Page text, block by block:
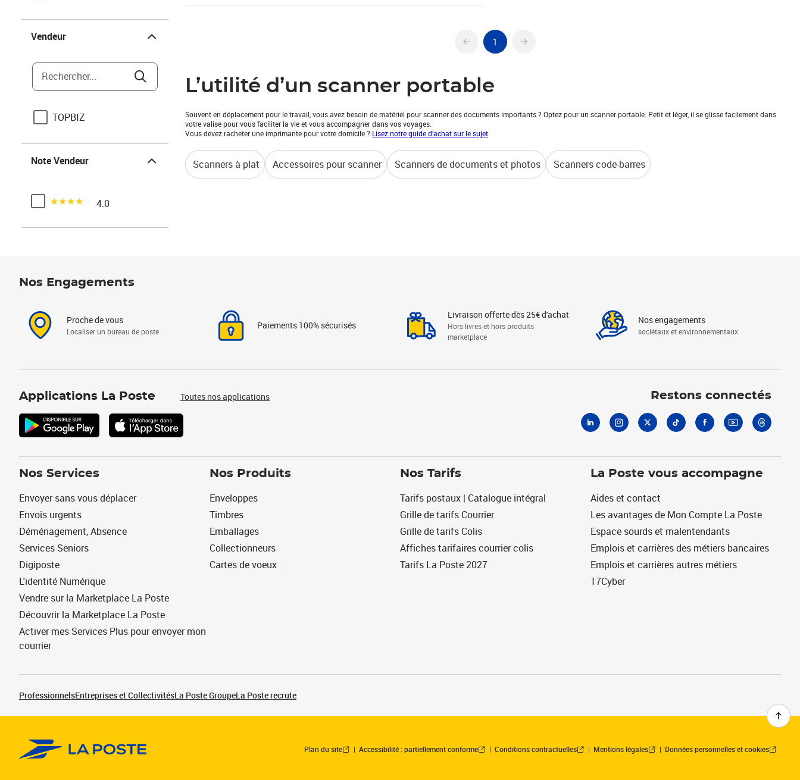
Vendeur
Rechercher...
TOPBIZ
Note Vendeur
Noté 4 sur 54.0
1
L’utilité d’un scanner portable
Souvent en déplacement pour le travail, vous avez besoin de matériel pour scanner des documents importants ? Optez pour un scanner portable. Petit et léger, il se glisse facilement dans
votre valise pour vous faciliter la vie et vous accompagner dans vos voyages.
Vous devez racheter une imprimante pour votre domicile ? Lisez notre guide d’achat sur le sujet
Scanners à plat Accessoires pour scanner Scanners de documents et photos Scanners code-barres
Nos Engagements
Proche de vous
Localiser un bureau de poste
Paiements 100% sécurisés
Livraison offerte dès 25€ d'achat
Hors livres et hors produits
marketplace
Nos engagements
sociétaux et environnementaux
Applications La Poste Toutes nos applications Restons connectés
Nos Services
Envoyer sans vous déplacer
Envois urgents
Déménagement, Absence
Services Seniors
Digiposte
L'identité Numérique
Vendre sur la Marketplace La Poste
Découvrir la Marketplace La Poste
Activer mes Services Plus pour envoyer mon
courrier
Nos Produits
Enveloppes
Timbres
Emballages
Collectionneurs
Cartes de voeux
Nos Tarifs
Tarifs postaux | Catalogue intégral
Grille de tarifs Courrier
Grille de tarifs Colis
Affiches tarifaires courrier colis
Tarifs La Poste 2027
La Poste vous accompagne
Aides et contact
Les avantages de Mon Compte La Poste
Espace sourds et malentendants
Emplois et carrières des métiers bancaires
Emplois et carrières autres métiers
17Cyber
ProfessionnelsEntreprises et CollectivitésLa Poste GroupeLa Poste recrute
Plan du site Accessibilité : partiellement conforme Conditions contractuelles Mentions légales Données personnelles et cookies